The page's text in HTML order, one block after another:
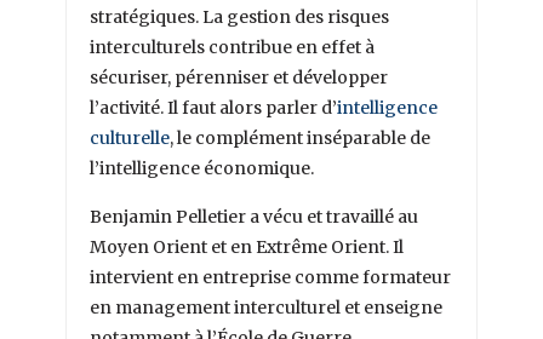
stratégiques. La gestion des risques
interculturels contribue en effet à
sécuriser, pérenniser et développer
l’activité. Il faut alors parler d’intelligence
culturelle, le complément inséparable de
l’intelligence économique.
Benjamin Pelletier a vécu et travaillé au
Moyen Orient et en Extrême Orient. Il
intervient en entreprise comme formateur
en management interculturel et enseigne